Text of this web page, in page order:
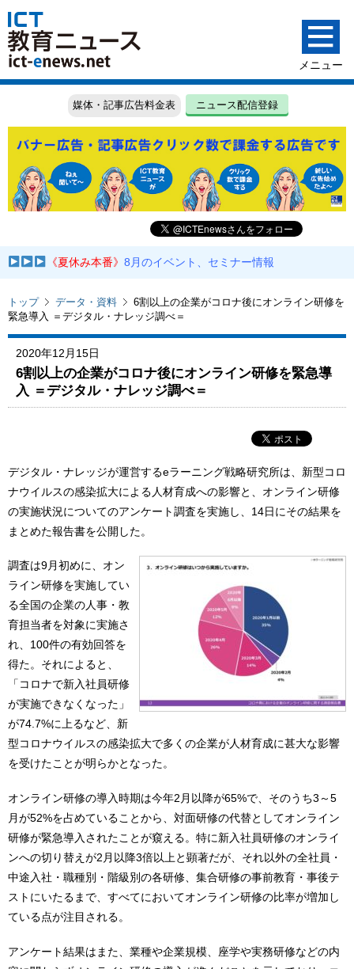
媒体・記事広告料金表 ニュース配信登録
《夏休み本番》8月のイベント、セミナー情報
トップ データ・資料
6割以上の企業がコロナ後にオンライン研修を
緊急導入 ＝デジタル・ナレッジ調べ＝
2020年12月15日
6割以上の企業がコロナ後にオンライン研修を緊急導
入 ＝デジタル・ナレッジ調べ＝
デジタル・ナレッジが運営するeラーニング戦略研究所は、新型コロ
ナウイルスの感染拡大による人材育成への影響と、オンライン研修
の実施状況についてのアンケート調査を実施し、14日にその結果を
まとめた報告書を公開した。
調査は9月初めに、オン
ライン研修を実施してい
る全国の企業の人事・教
育担当者を対象に実施さ
れ、100件の有効回答を
得た。それによると、
「コロナで新入社員研修
が実施できなくなった」
が74.7%に上るなど、新
型コロナウイルスの感染拡大で多くの企業が人材育成に甚大な影響
を受けたことが明らかとなった。
オンライン研修の導入時期は今年2月以降が65%で、そのうち3～5
月が52%を占めていることから、対面研修の代替としてオンライン
研修が緊急導入されたことが窺える。特に新入社員研修のオンライ
ンへの切り替えが2月以降3倍以上と顕著だが、それ以外の全社員・
中途入社・職種別・階級別の各研修、集合研修の事前教育・事後テ
ストにいたるまで、すべてにおいてオンライン研修の比率が増加し
ている点が注目される。
アンケート結果はまた、業種や企業規模、座学や実務研修などの内